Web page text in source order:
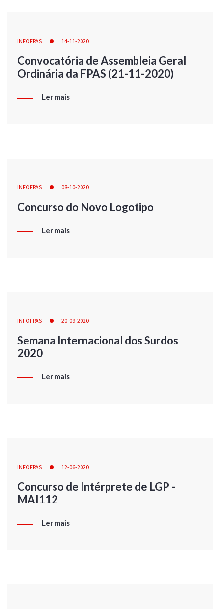
INFOFPAS 14-11-2020
Convocatória de Assembleia Geral
Ordinária da FPAS (21-11-2020)
Ler mais
INFOFPAS 08-10-2020
Concurso do Novo Logotipo
Ler mais
INFOFPAS 20-09-2020
Semana Internacional dos Surdos
2020
Ler mais
INFOFPAS 12-06-2020
Concurso de Intérprete de LGP -
MAI112
Ler mais